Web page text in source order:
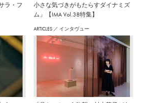
ラ・フ
小さな気づきがもたらすダイナミズ
ム」【IMA Vol.38特集】
ARTICLES ／ インタヴュー